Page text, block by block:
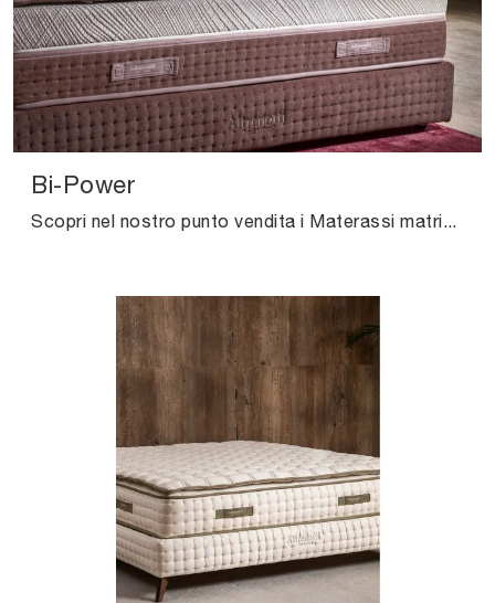
Bi-Power
Scopri nel nostro punto vendita i Materassi matrimoniali: il modello Bi-Power hybrid ti aspetta per garantirti il relax totale.